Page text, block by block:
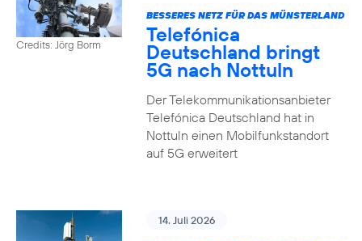
Credits: Jörg Borm
BESSERES NETZ FÜR DAS MÜNSTERLAND
Telefónica
Deutschland bringt
5G nach Nottuln
Der Telekommunikationsanbieter
Telefónica Deutschland hat in
Nottuln einen Mobilfunkstandort
auf 5G erweitert
14. Juli 2026